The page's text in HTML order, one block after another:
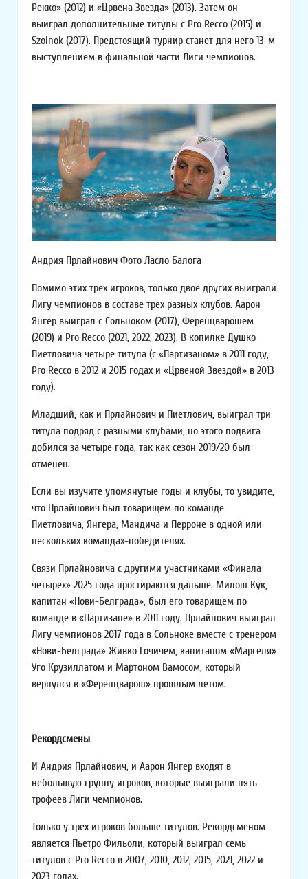
Рекко» (2012) и «Црвена Звезда» (2013). Затем он
выиграл дополнительные титулы с Pro Recco (2015) и
Szolnok (2017). Предстоящий турнир станет для него 13-м
выступлением в финальной части Лиги чемпионов.
Андрия Прлайнович Фото Ласло Балога
Помимо этих трех игроков, только двое других выиграли
Лигу чемпионов в составе трех разных клубов. Аарон
Янгер выиграл с Сольноком (2017), Ференцварошем
(2019) и Pro Recco (2021, 2022, 2023). В копилке Душко
Пиетловича четыре титула (с «Партизаном» в 2011 году,
Pro Recco в 2012 и 2015 годах и «Црвеной Звездой» в 2013
году).
Младший, как и Прлайнович и Пиетлович, выиграл три
титула подряд с разными клубами, но этого подвига
добился за четыре года, так как сезон 2019/20 был
отменен.
Если вы изучите упомянутые годы и клубы, то увидите,
что Прлайнович был товарищем по команде
Пиетловича, Янгера, Мандича и Перроне в одной или
нескольких командах-победителях.
Связи Прлайновича с другими участниками «Финала
четырех» 2025 года простираются дальше. Милош Кук,
капитан «Нови-Белграда», был его товарищем по
команде в «Партизане» в 2011 году. Прлайнович выиграл
Лигу чемпионов 2017 года в Сольноке вместе с тренером
«Нови-Белграда» Живко Гочичем, капитаном «Марселя»
Уго Крузиллатом и Мартоном Вамосом, который
вернулся в «Ференцварош» прошлым летом.
Рекордсмены
И Андрия Прлайнович, и Аарон Янгер входят в
небольшую группу игроков, которые выиграли пять
трофеев Лиги чемпионов.
Только у трех игроков больше титулов. Рекордсменом
является Пьетро Фильоли, который выиграл семь
титулов с Pro Recco в 2007, 2010, 2012, 2015, 2021, 2022 и
2023 годах.